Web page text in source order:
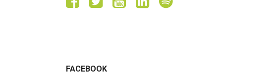
FACEBOOK